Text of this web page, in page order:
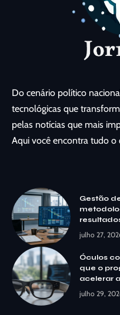
Do cenário político
tecnológicas que
pelas notícias que mais
Aqui você encontra tudo o
Gestão
julho 27,
Óculos
que o
acelerar
julho 29,